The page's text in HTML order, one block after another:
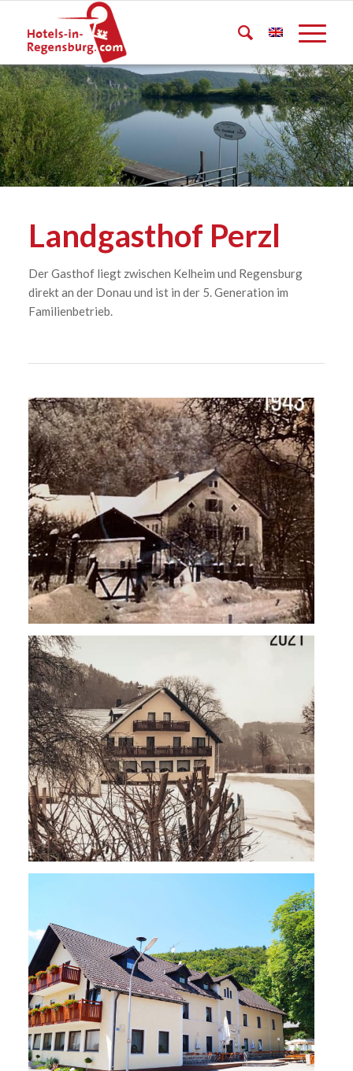
Landgasthof Perzl
Der Gasthof liegt zwischen Kelheim und Regensburg
direkt an der Donau und ist in der 5. Generation im
Familienbetrieb.